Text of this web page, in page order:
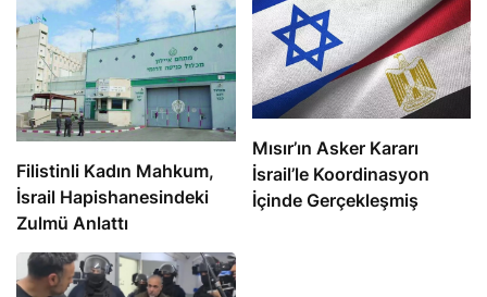
Filistinli Kadın Mahkum,
İsrail Hapishanesindeki
Zulmü Anlattı
Mısır’ın Asker Kararı
İsrail’le Koordinasyon
İçinde Gerçekleşmiş